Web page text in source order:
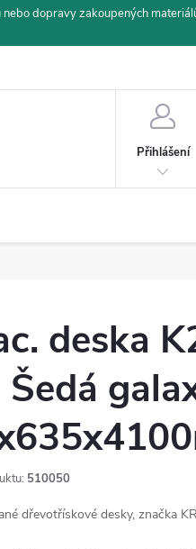
dopravy zakoupených
Přihlášení
deska
Šedá
510050
dřevotřískové desky, značka